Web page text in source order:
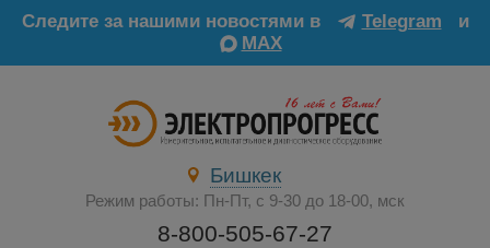
Следите за нашими новостями в Telegram
и
MAX
Бишкек
Режим работы: Пн-Пт, с 9-30 до 18-00, мск
8-800-505-67-27